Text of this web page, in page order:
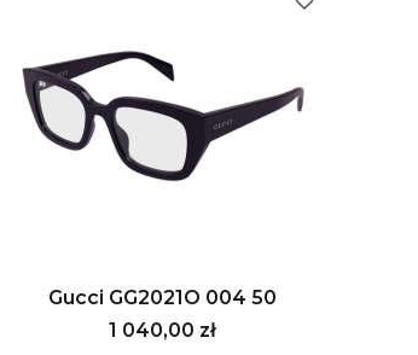
Gucci GG2021O 004 50
Cena
1 040,00 zł